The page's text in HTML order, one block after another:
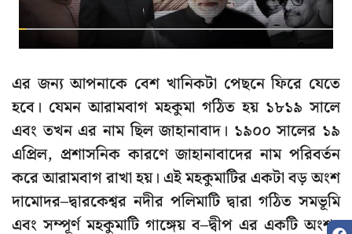
এর জন্য আপনাকে বেশ খানিকটা পেছনে ফিরে যেতে
হবে। যেমন আরামবাগ মহকুমা গঠিত হয় ১৮১৯ সালে
এবং তখন এর নাম ছিল জাহানাবাদ। ১৯০০ সালের ১৯
এপ্রিল, প্রশাসনিক কারণে জাহানাবাদের নাম পরিবর্তন
করে আরামবাগ রাখা হয়। এই মহকুমাটির একটা বড় অংশ
দামোদর–দ্বারকেশ্বর নদীর পলিমাটি দ্বারা গঠিত সমভূমি
এবং সম্পূর্ণ মহকুমাটি গাঙ্গেয় ব–দ্বীপ এর একটি অংশ।